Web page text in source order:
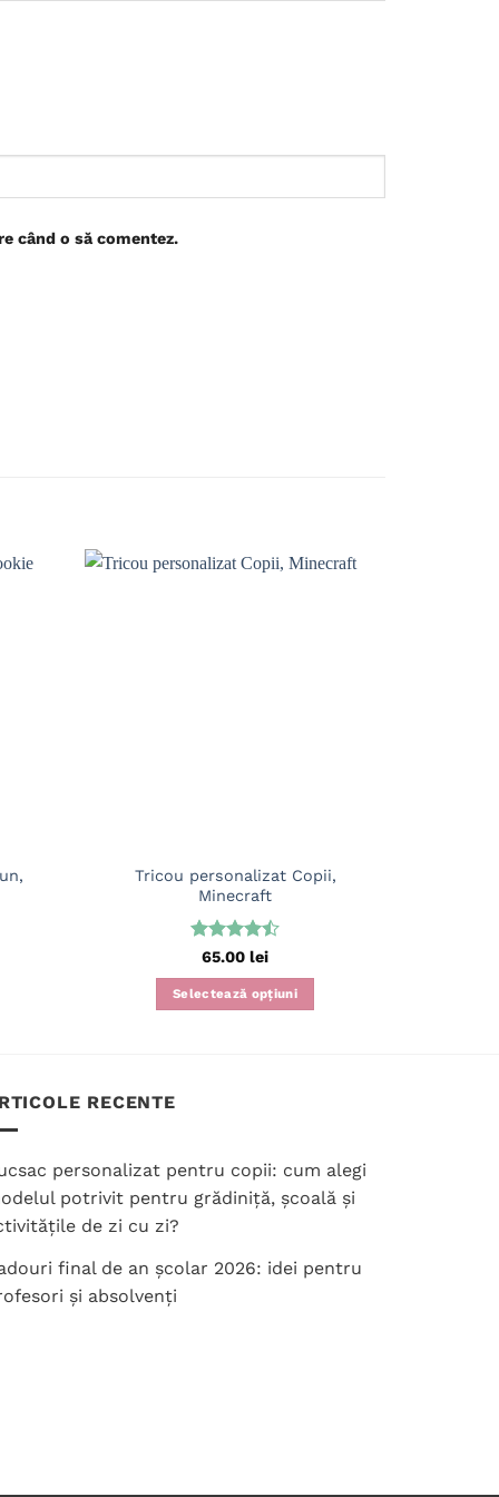
când o să comentez.
Tricou personalizat Copii,
Minecraft
Evaluat la
65.00 lei
Selectează opțiuni
Opțiunile
pot
în
RECENTE
personalizat pentru copii: cum alegi
potrivit pentru grădiniță, școală și
de zi cu zi?
final de an școlar 2026: idei pentru
și absolvenți